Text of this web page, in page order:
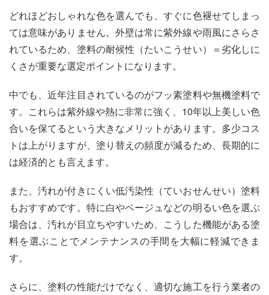
どれほどおしゃれな色を選んでも、すぐに色褪せてしまっ
ては意味がありません。外壁は常に紫外線や雨風にさらさ
れているため、塗料の耐候性（たいこうせい）＝劣化しに
くさが重要な選定ポイントになります。
中でも、近年注目されているのがフッ素塗料や無機塗料で
す。これらは紫外線や熱に非常に強く、10年以上美しい色
合いを保てるという大きなメリットがあります。多少コス
トは上がりますが、塗り替えの頻度が減るため、長期的に
は経済的とも言えます。
また、汚れが付きにくい低汚染性（ていおせんせい）塗料
もおすすめです。特に白やベージュなどの明るい色を選ぶ
場合は、汚れが目立ちやすいため、こうした機能がある塗
料を選ぶことでメンテナンスの手間を大幅に軽減できま
す。
さらに、塗料の性能だけでなく、適切な施工を行う業者の